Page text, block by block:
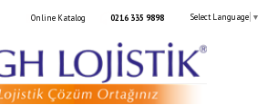
Online Katalog 0216 335 9898 Select Language ▼